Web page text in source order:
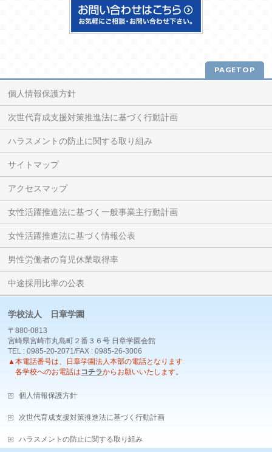
PAGETOP
個人情報保護方針
次世代育成支援対策推進法に基づく行動計画
ハラスメントの防止に関する取り組み
サイトマップ
アクセスマップ
女性活躍推進法に基づく一般事業主行動計画
女性活躍推進法に基づく情報公表
男性労働者の育児休業取得率
中途採用比率の公表
学校法人 日章学園
〒880-0813
宮崎県宮崎市丸島町２番３６号 日章学園会館
TEL : 0985-20-2071/FAX : 0985-26-3006
▲本電話番号は、日章学園法人本部の電話となります
各学校へのお電話は コチラからお願いいたします。
個人情報保護方針
次世代育成支援対策推進法に基づく行動計画
ハラスメントの防止に関する取り組み